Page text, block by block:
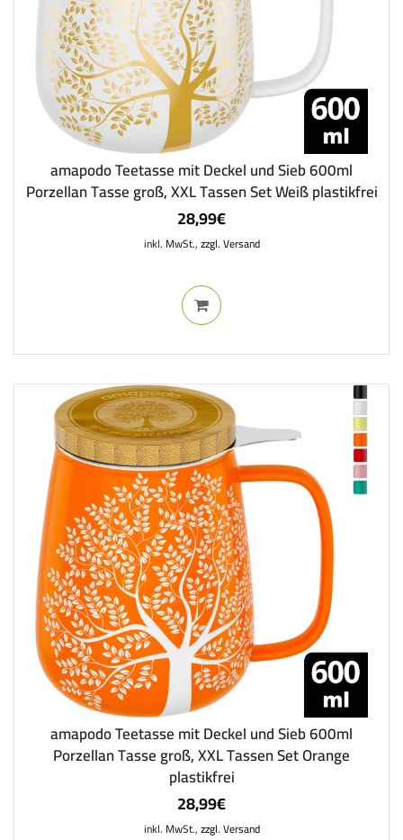
amapodo Teetasse mit Deckel und Sieb 600ml
Porzellan Tasse groß, XXL Tassen Set Weiß plastikfrei
28,99€
inkl. MwSt.,zzgl. Versand
amapodo Teetasse mit Deckel und Sieb 600ml
Porzellan Tasse groß, XXL Tassen Set Orange
plastikfrei
28,99€
inkl. MwSt.,zzgl. Versand